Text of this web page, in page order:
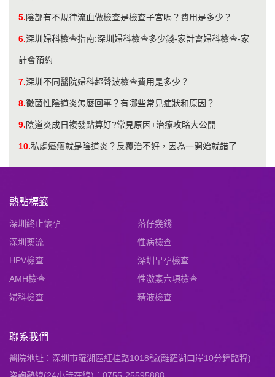
5.陰部有不規律流血做檢查是檢查子宮嗎？費用是多少？
6.深圳婦科檢查指南:深圳婦科檢查多少錢-家計會婦科檢查-家
計會預約
7.深圳不同醫院婦科超聲波檢查費用是多少？
8.黴菌性陰道炎怎麼回事？有哪些常見症狀和原因？
9.陰道炎成日複發點算好?常見原因+治療攻略大公開
10.私處瘙癢就是陰道炎？反覆治不好，因為一開始就錯了
熱點標籤
深圳終止懷孕
落仔幾錢
深圳藥流
性病檢查
HPV檢查
深圳早孕檢查
AMH檢查
性激素六項檢查
婦科檢查
精液檢查
聯系我們
醫院地址：深圳市羅湖區紅桂路1018號(離羅湖口岸10分鍾路程)
咨詢熱線(24小時在線)：0755-25595888